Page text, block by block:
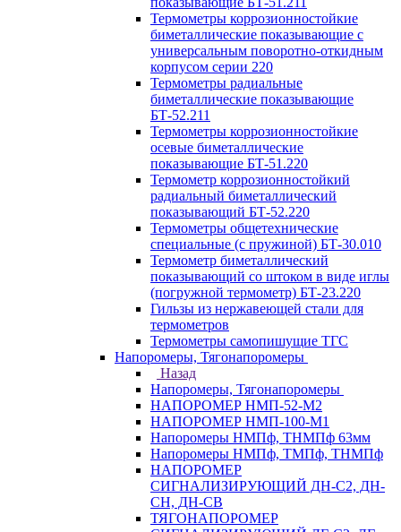
Термометры коррозионностойкие
биметаллические показывающие с
универсальным поворотно-откидным
корпусом серии 220
Термометры радиальные
биметаллические показывающие
БТ-52.211
Термометры коррозионностойкие
осевые биметаллические
показывающие БТ-51.220
Термометр коррозионностойкий
радиальный биметаллический
показывающий БТ-52.220
Термометры общетехнические
специальные (с пружиной) БТ-30.010
Термометр биметаллический
показывающий со штоком в виде иглы
(погружной термометр) БТ-23.220
Гильзы из нержавеющей стали для
термометров
Термометры самопишущие ТГС
Напоромеры, Тягонапоромеры
Назад
Напоромеры, Тягонапоромеры
НАПОРОМЕР НМП-52-М2
НАПОРОМЕР НМП-100-М1
Напоромеры НМПф, ТНМПф 63мм
Напоромеры НМПф, ТМПф, ТНМПф
НАПОРОМЕР
СИГНАЛИЗИРУЮЩИЙ ДН-С2, ДН-
СН, ДН-СВ
ТЯГОНАПОРОМЕР